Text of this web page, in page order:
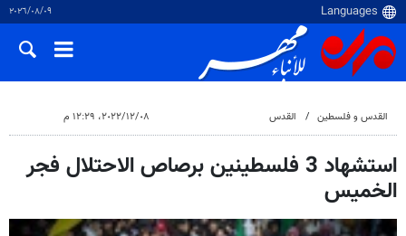
٠٩‏/٠٨‏/٢٠٢٦
القدس و فلسطین القدس ٠٨‏/١٢‏/٢٠٢٢، ١٢:٢٩ م
استشهاد 3 فلسطينين برصاص الاحتلال فجر
الخميس